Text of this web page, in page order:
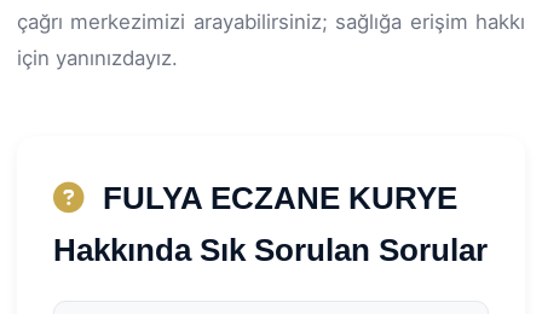
çağrı merkezimizi arayabilirsiniz; sağlığa erişim hakkı
için yanınızdayız.
FULYA ECZANE KURYE
Hakkında Sık Sorulan Sorular